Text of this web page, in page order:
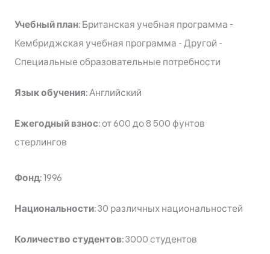
Учебный план: Британская учебная программа -
Кембриджская учебная программа - Другой -
Специальные образовательные потребности
Язык обучения: Английский
Ежегодный взнос: от 600 до 8 500 фунтов
стерлингов
Фонд: 1996
Национальности: 30 различных национальностей
Количество студентов: 3000 студентов